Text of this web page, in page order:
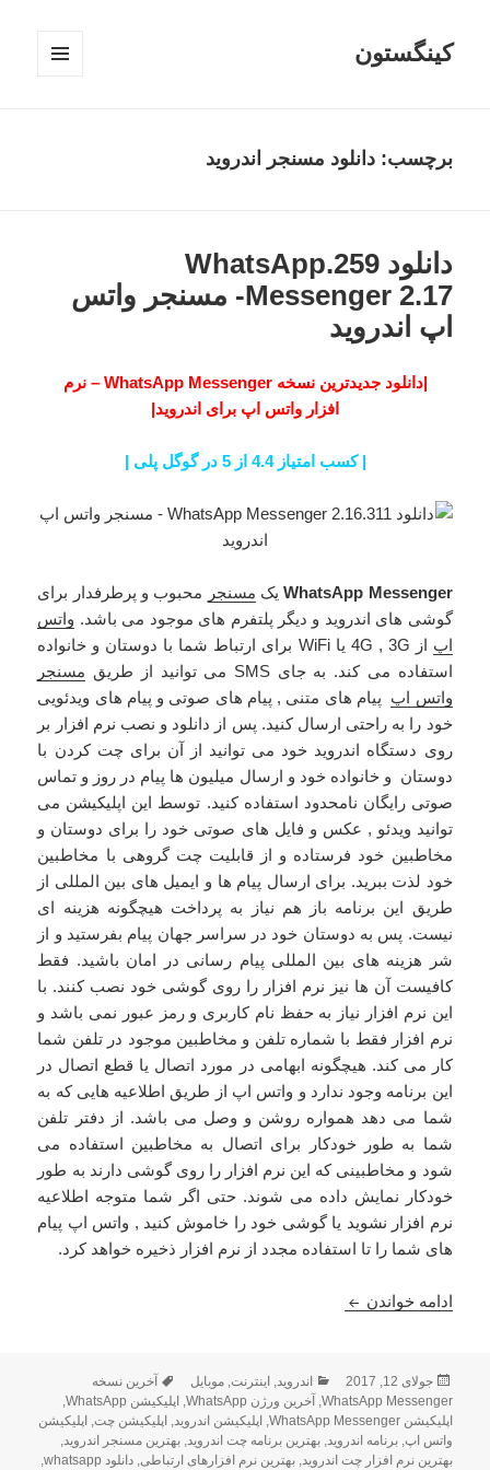
کینگستون
برچسب:دانلود مسنجر اندروید
دانلود 259.WhatsApp
Messenger 2.17- مسنجر واتس
اپ اندروید
|دانلود جدیدترین نسخه WhatsApp Messenger – نرم
افزار واتس اپ برای اندروید|
| کسب امتیاز 4.4 از 5 در گوگل پلی |
WhatsApp Messengerیک مسنجر محبوب و پرطرفدار برای
گوشی های اندروید و دیگر پلتفرم های موجود می باشد. واتس
اپ
از 4G , 3G یا WiFi برای ارتباط شما با دوستان و خانواده
استفاده می کند. به جای SMS می توانید از طریق
مسنجر
واتس اپ پیام های متنی , پیام های صوتی و پیام های ویدئویی
خود را به راحتی ارسال کنید. پس از دانلود و نصب نرم افزار بر
روی دستگاه اندروید خود می توانید از آن برای چت کردن با
دوستان و خانواده خود و ارسال میلیون ها پیام در روز و تماس
صوتی رایگان نامحدود استفاده کنید. توسط این اپلیکیشن می
توانید ویدئو , عکس و فایل های صوتی خود را برای دوستان و
مخاطبین خود فرستاده و از قابلیت چت گروهی با مخاطبین
خود لذت ببرید. برای ارسال پیام ها و ایمیل های بین المللی از
طریق این برنامه باز هم نیاز به پرداخت هیچگونه هزینه ای
نیست. پس به دوستان خود در سراسر جهان پیام بفرستید و از
شر هزینه های بین المللی پیام رسانی در امان باشید. فقط
کافیست آن ها نیز نرم افزار را روی گوشی خود نصب کنند. با
این نرم افزار نیاز به حفظ نام کاربری و رمز عبور نمی باشد و
نرم افزار فقط با شماره تلفن و مخاطبین موجود در تلفن شما
کار می کند. هیچگونه ابهامی در مورد اتصال یا قطع اتصال در
این برنامه وجود ندارد و واتس اپ از طریق اطلاعیه هایی که به
شما می دهد همواره روشن و وصل می باشد. از دفتر تلفن
شما به طور خودکار برای اتصال به مخاطبین استفاده می
شود و مخاطبینی که این نرم افزار را روی گوشی دارند به طور
خودکار نمایش داده می شوند. حتی اگر شما متوجه اطلاعیه
نرم افزار نشوید یا گوشی خود را خاموش کنید , واتس اپ پیام
های شما را تا استفاده مجدد از نرم افزار ذخیره خواهد کرد.
ادامه خواندن دانلود 259.WhatsApp Messenger 2.17- مسنجر واتس اپ اندروید
ارسال
شده
در
جولای 12, 2017 دسته‌ها
اندروید, اینترنت,موبایل برچسب‌ها
آخرین نسخه
WhatsApp Messenger
, آخرین ورژن WhatsApp , اپلیکیشن WhatsApp
,
اپلیکیشن WhatsApp Messenger
, اپلیکیشن اندروید, اپلیکیشن چت, اپلیکیشن
واتس اپ,برنامه اندروید,بهترین برنامه چت اندروید,بهترین مسنجر اندروید,
بهترین نرم افزار چت اندروید,بهترین نرم افزارهای ارتباطی,دانلود whatsapp ,